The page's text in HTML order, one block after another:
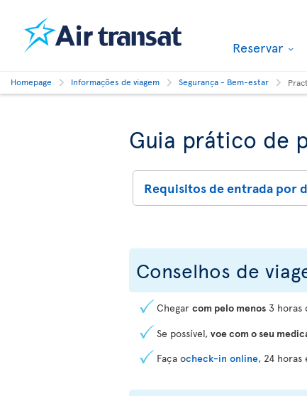
Reservar
Homepage Informações de viagem Segurança - Bem-estar
Guia prático de
Requisitos de entrada por
Conselhos de
Chegar com pelo menos 3 horas
Se possível, voe com o seu
Faça ocheck-in online, 24 horas